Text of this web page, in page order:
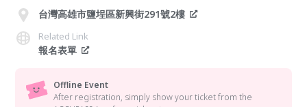
台灣高雄市鹽埕區新興街291號2樓
Related Link
報名表單
Offline Event
After registration, simply show your ticket from the